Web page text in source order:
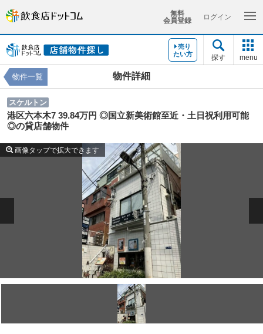
無料
会員登録
ログイン
売り
たい方
探す menu
物件詳細
物件一覧
スケルトン
港区六本木7 39.84万円 ◎国立新美術館至近・土日祝利用可能
◎の貸店舗物件
画像タップで拡大できます